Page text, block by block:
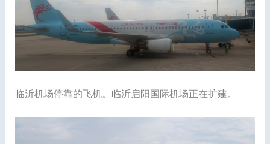
临沂机场停靠的飞机。临沂启阳国际机场正在扩建。